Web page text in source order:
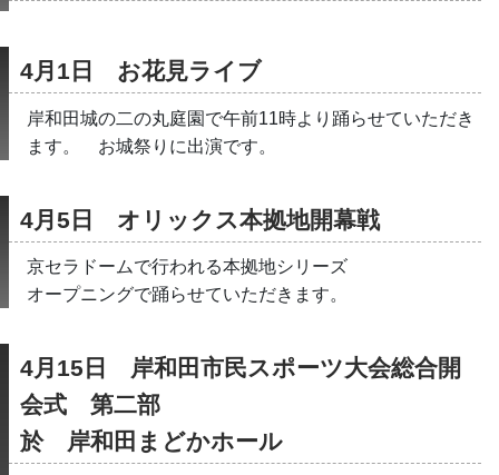
4月1日　お花見ライブ
岸和田城の二の丸庭園で午前11時より踊らせていただき
ます。　お城祭りに出演です。
4月5日　オリックス本拠地開幕戦
京セラドームで行われる本拠地シリーズ
オープニングで踊らせていただきます。
4月15日　岸和田市民スポーツ大会総合開
会式　第二部
於　岸和田まどかホール